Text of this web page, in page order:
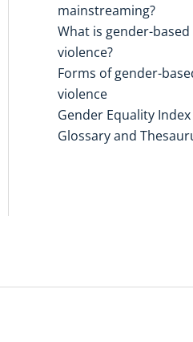
mainstreaming?
What is gender-based
violence?
Forms of gender-
violence
Gender Equality Index
Glossary and